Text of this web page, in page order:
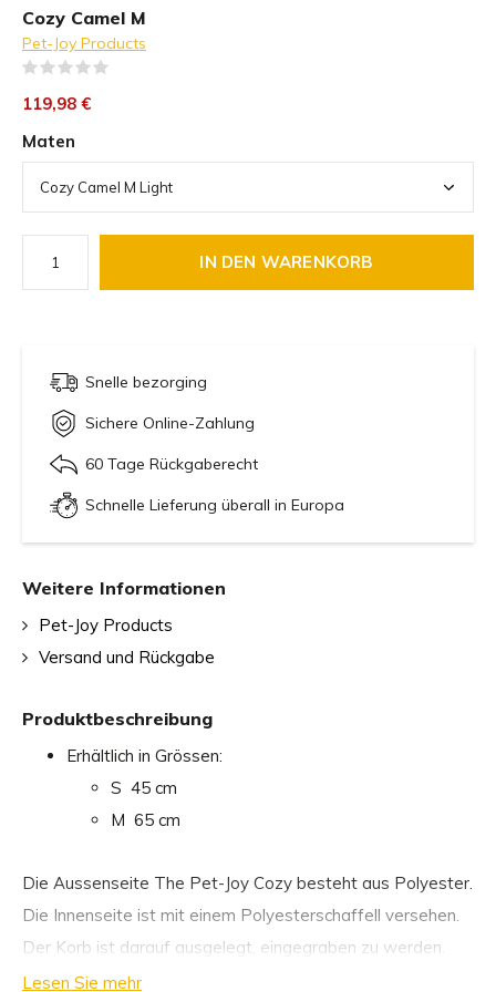
Cozy Camel M
Pet-Joy Products
119,98 €
Maten
IN DEN WARENKORB
Snelle bezorging
Sichere Online-Zahlung
60 Tage Rückgaberecht
Schnelle Lieferung überall in Europa
Produktbeschreibung
Erhältlich in Grössen:
S 45 cm
M 65 cm
Die Aussenseite The Pet-Joy Cozy besteht aus Polyester.
Die Innenseite ist mit einem Polyesterschaffell versehen.
Der Korb ist darauf ausgelegt, eingegraben zu werden.
Dank des Gummibands kann sich das Haustier in das
Lesen Sie mehr
Weitere Informationen
Pet-Joy Products
Versand und Rückgabe